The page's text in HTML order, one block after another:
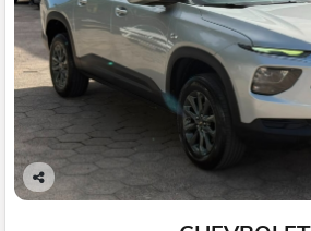
Co